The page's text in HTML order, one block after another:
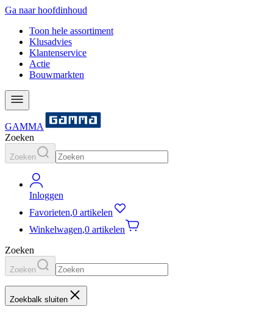
Ga naar hoofdinhoud
Toon hele assortiment
Klusadvies
Klantenservice
Actie
Bouwmarkten
GAMMA
Zoeken
Zoeken
Inloggen
Favorieten,0 artikelen
Winkelwagen,0 artikelen
Zoeken
Zoeken
Zoekbalk sluiten